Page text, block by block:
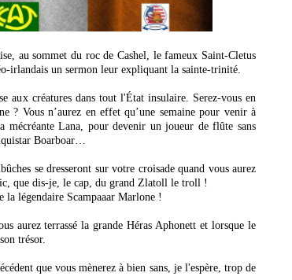
au sommet du roc de Cashel, le fameux Saint-Cletus
irlandais un sermon leur expliquant la sainte-trinité.
aux créatures dans tout l'État insulaire. Serez-vous en
? Vous n’aurez en effet qu’une semaine pour venir à
Lana, pour devenir un joueur de flûte sans
Boarboar…
se dresseront sur votre croisade quand vous aurez
que dis-je, le cap, du grand Zlatoll le troll !
la légendaire Scampaaar Marlone !
aurez terrassé la grande Héras Aphonett et lorsque le
trésor.
que vous mènerez à bien sans, je l'espère, trop de